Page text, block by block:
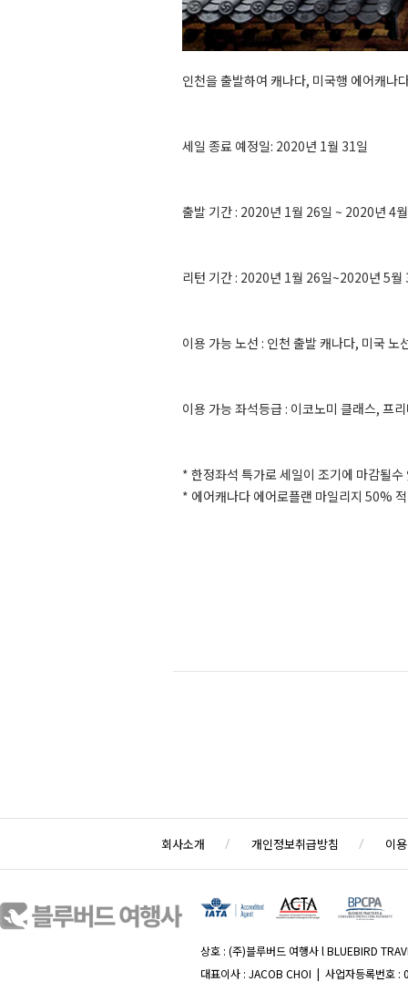
인천을 출발하여 캐나다, 미국행 에어캐나
세일 종료 예정일: 2020년 1월 31일
출발 기간 : 2020년 1월 26일 ~ 2020년 4
리턴 기간 : 2020년 1월 26일~2020년 5월
이용 가능 노선 : 인천 출발 캐나다, 미국 노
이용 가능 좌석등급 : 이코노미 클래스, 프
* 한정좌석 특가로 세일이 조기에 마감될수
* 에어캐나다 에어로플랜 마일리지 50%
회사소개 개인정보취급방침 이
상호 : (주)블루버드 여행사 l BLUEBIRD
대표이사 : JACOB CHOI | 사업자등록번